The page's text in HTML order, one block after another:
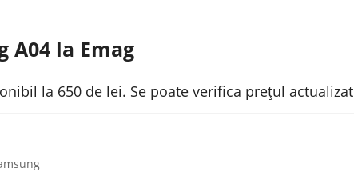
A04 la Emag
la 650 de lei. Se poate verifica prețul actualizat